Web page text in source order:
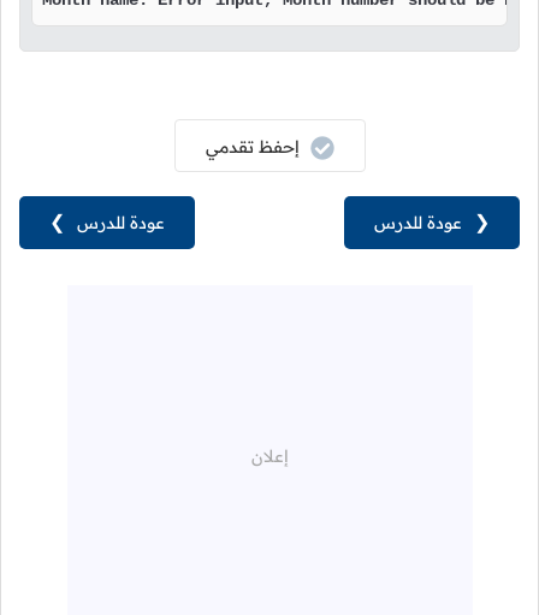
عودة للدرس ❯
إحفظ تقدمي
❮ عودة للدرس